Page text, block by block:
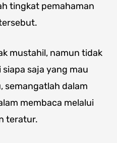
tingkat pemahaman
mustahil, namun tidak
saja yang mau
semangatlah dalam
membaca melalui
teratur.